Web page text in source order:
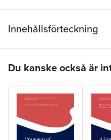
Innehållsförteckning
Du kanske också är